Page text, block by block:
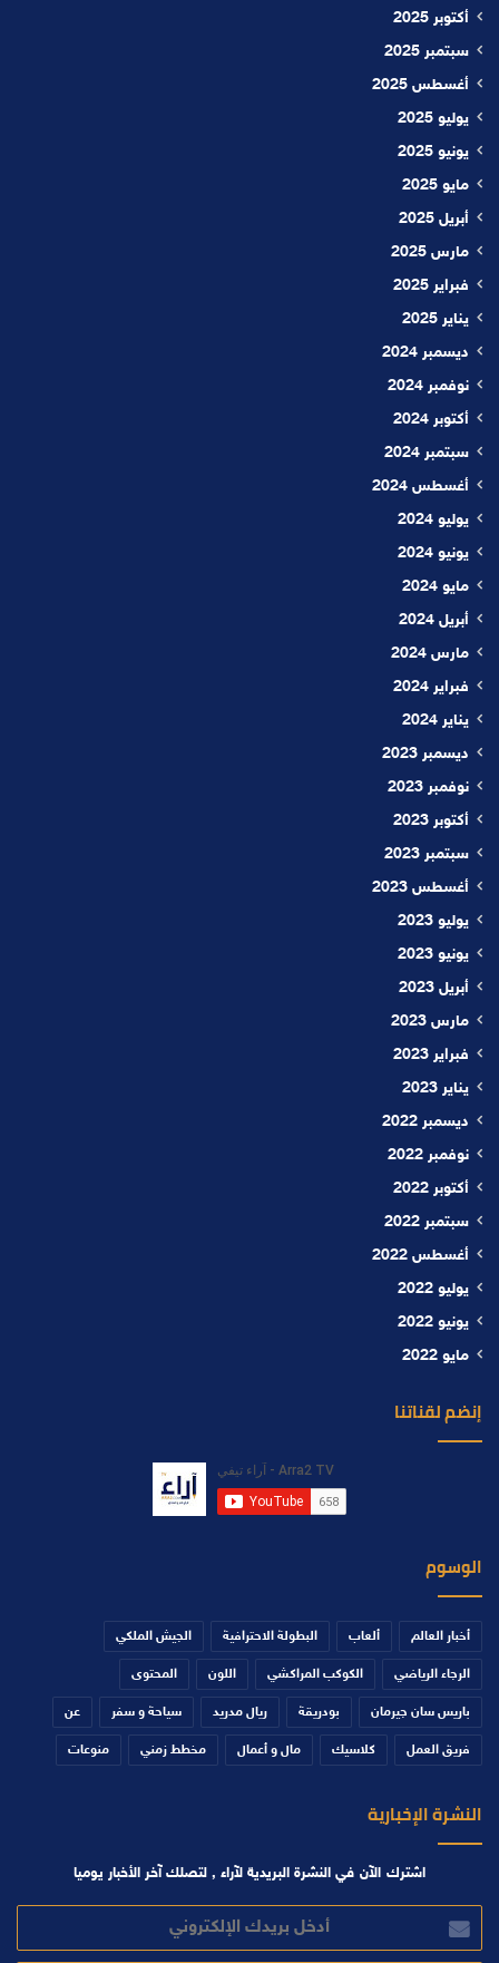
أكتوبر 2025
سبتمبر 2025
أغسطس 2025
يوليو 2025
يونيو 2025
مايو 2025
أبريل 2025
مارس 2025
فبراير 2025
يناير 2025
ديسمبر 2024
نوفمبر 2024
أكتوبر 2024
سبتمبر 2024
أغسطس 2024
يوليو 2024
يونيو 2024
مايو 2024
أبريل 2024
مارس 2024
فبراير 2024
يناير 2024
ديسمبر 2023
نوفمبر 2023
أكتوبر 2023
سبتمبر 2023
أغسطس 2023
يوليو 2023
يونيو 2023
أبريل 2023
مارس 2023
فبراير 2023
يناير 2023
ديسمبر 2022
نوفمبر 2022
أكتوبر 2022
سبتمبر 2022
أغسطس 2022
يوليو 2022
يونيو 2022
مايو 2022
إنضم لقناتنا
الوسوم
أخبار العالم ألعاب البطولة الاحترافية الجيش الملكي
الرجاء الرياضي الكوكب المراكشي اللون المحتوى
باريس سان جيرمان بودريقة ريال مدريد سياحة و سفر عن
فريق العمل كلاسيك مال و أعمال مخطط زمني منوعات
النشرة الإخبارية
اشترك الآن في النشرة البريدية لآراء , لتصلك آخر الأخبار يوميا
أدخل
بريدك
الإلكتروني